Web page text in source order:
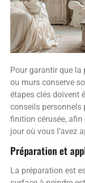
Pour garantir que la
ou murs conserve
étapes clés doivent
conseils personnels
finition cérusée, afin
jour où vous l’avez
Préparation et
La préparation est